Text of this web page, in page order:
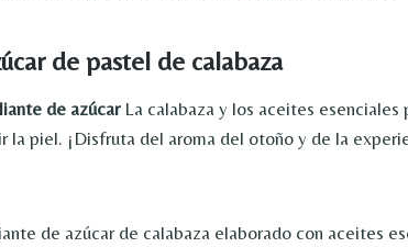
de pastel de calabaza
de azúcarLa calabaza y los aceites esenciales
la piel. ¡Disfruta del aroma del otoño y de la